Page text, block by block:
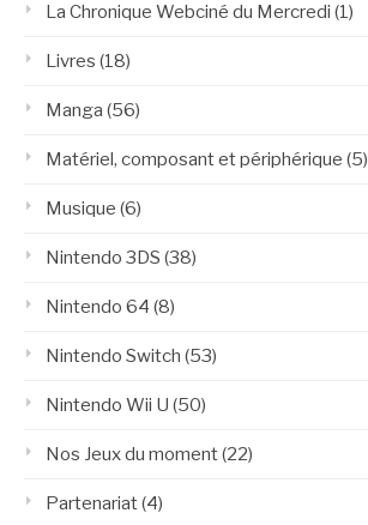
La Chronique Webciné du Mercredi (1)
Livres (18)
Manga (56)
Matériel, composant et périphérique (5)
Musique (6)
Nintendo 3DS (38)
Nintendo 64 (8)
Nintendo Switch (53)
Nintendo Wii U (50)
Nos Jeux du moment(22)
Partenariat(4)